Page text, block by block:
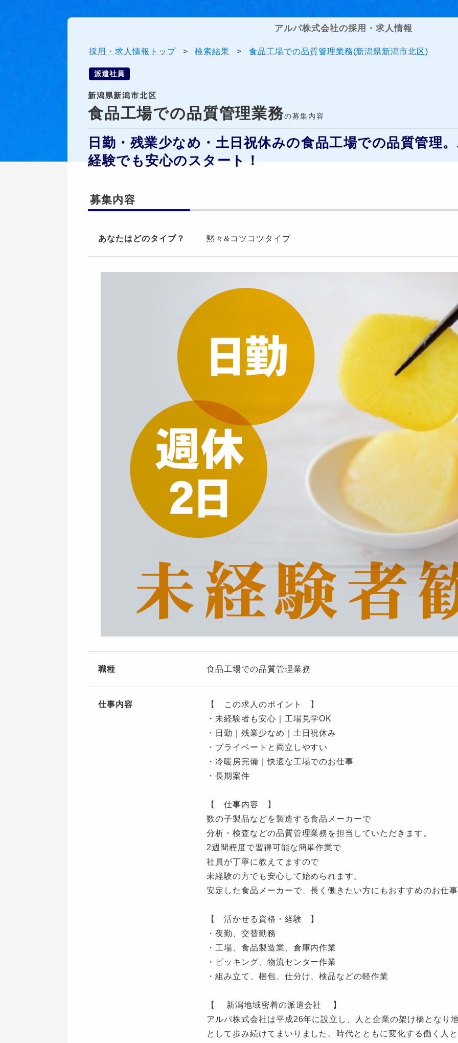
アルパ株式会社の採用・求人情報
採用・求人情報トップ > 検索結果 > 食品工場での品質管理業務(新潟県新潟市北区)
派遣社員
新潟県新潟市北区
食品工場での品質管理業務の募集内容
日勤・残業少なめ・土日祝休みの食品工場での品質管理
経験でも安心のスタート！
募集内容
あなたはどのタイプ？ 黙々&コツコツタイプ
職種 食品工場での品質管理業務
仕事内容
【 この求人のポイント 】
・未経験者も安心｜工場見学OK
・日勤｜残業少なめ｜土日祝休み
・プライベートと両立しやすい
・冷暖房完備｜快適な工場でのお仕事
・長期案件
【 仕事内容 】
数の子製品などを製造する食品メーカーで
分析・検査などの品質管理業務を担当していただきます。
2週間程度で習得可能な簡単作業で
社員が丁寧に教えてますので
未経験の方でも安心して始められます。
安定した食品メーカーで、長く働きたい方にもおすすめのお仕
【 活かせる資格・経験 】
・夜勤、交替勤務
・工場、食品製造業、倉庫内作業
・ピッキング、物流センター作業
・組み立て、梱包、仕分け、検品などの軽作業
【 新潟地域密着の派遣会社 】
アルパ株式会社は平成26年に設立し、人と企業の架け橋となり
として歩み続けてまいりました。時代とともに変化する働く人